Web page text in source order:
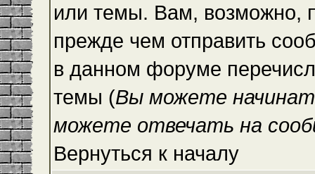
или темы. Вам, возможно,
прежде чем отправить
в данном форуме
темы (Вы можете
можете отвечать на
Вернуться к началу